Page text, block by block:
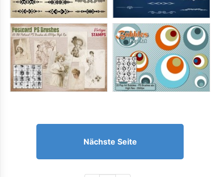
Nächste Seite